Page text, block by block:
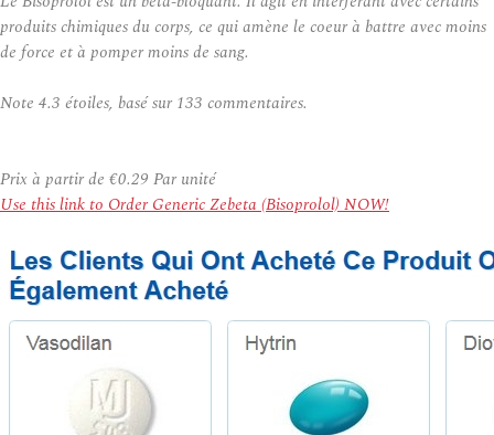
produits chimiques du corps, ce qui amène le coeur à battre avec moins
de force et à pomper moins de sang.
Note 4.3 étoiles, basé sur 133 commentaires.
Prix à partir de €0.29 Par unité
Use this link to Order Generic Zebeta (Bisoprolol) NOW!